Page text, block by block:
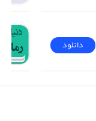
دانلود